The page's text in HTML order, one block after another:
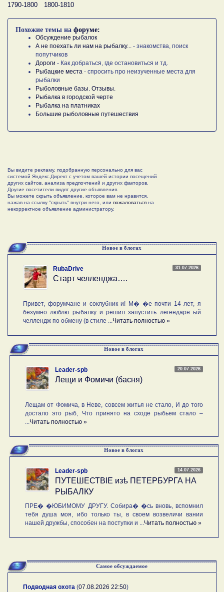
1790-1800
1800-1810
Похожие темы на форуме:
Обсуждение рыбалок
А не поехать ли нам на рыбалку...
- знакомства, поиск
попутчиков
Дороги - Как добраться, где остановиться и тд.
Рыбацкие места - спросить про неизученные места для
рыбалки
Рыболовные базы. Отзывы.
Рыбалка в городской черте
Рыбалка на платниках
Большие рыболовные путешествия
Вы видите рекламу, подобранную персонально для вас
системой Яндекс.Директ с учетом вашей истории посещений
других сайтов, анализа предпочтений и других факторов.
Другие посетители видят другие объявления.
Вы можете скрыть объявление, которое вам не нравится,
нажав на ссылку "скрыть" внутри него, или пожаловаться на
некорректное объявление администратору.
Новое в блогах
31.07.2026
RubaDrive
Старт челленджа….
Привет, форумчане и соклубник и! М� �е почти 14 лет, я
безумно люблю рыбалку и решил запустить легендарн ый
челлендж по обмену (в стиле ... Читать полностью »
Новое в блогах
20.07.2026
Leader-spb
Лещи и Фомичи (басня)
Лещам от Фомича, в Неве, совсем житья не стало, И до того
достало это рыб, Что принято на сходе рыбьем стало –
Читать полностью »
Новое в блогах
14.07.2026
Leader-spb
ПУТЕШЕСТВIE изѣ ПЕТЕРБУРГА НА
РЫБАЛКУ
ПРЕ� �ЮБИМОМУ ДРУГУ. Собира� �сь вновь, вспомнил
тебя душа моя, ибо только ты, в своем возвеличи вании
нашей дружбы, способен на поступки и ... Читать полностью »
Самое обсуждаемое
Подводная охота (07.08.2026 22:50)